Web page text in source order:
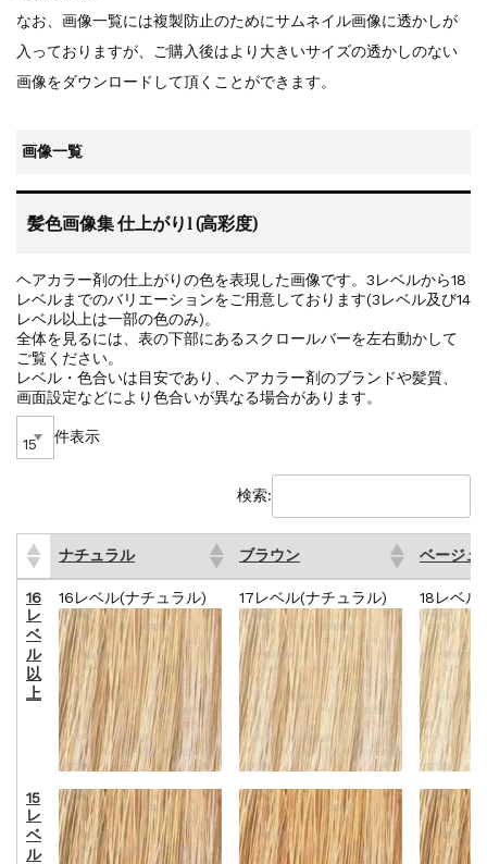
なお、画像一覧には複製防止のためにサムネイル画像に透かしが
入っておりますが、ご購入後はより大きいサイズの透かしのない
画像をダウンロードして頂くことができます。
画像一覧
髪色画像集 仕上がり1 (高彩度)
ヘアカラー剤の仕上がりの色を表現した画像です。3レベルから18
レベルまでのバリエーションをご用意しております(3レベル及び14
レベル以上は一部の色のみ)。
全体を見るには、表の下部にあるスクロールバーを左右動かして
ご覧ください。
レベル・色合いは目安であり、ヘアカラー剤のブランドや髪質、
画面設定などにより色合いが異なる場合があります。
件表示
検索:
ナチュラル ブラウン ベージュ
ナチュラル ブラウン ベージュ
16
レ
ベ
ル
以
上
16レベル(ナチュラル) 17レベル(ナチュラル) 18レベル
15
レ
ベ
ル